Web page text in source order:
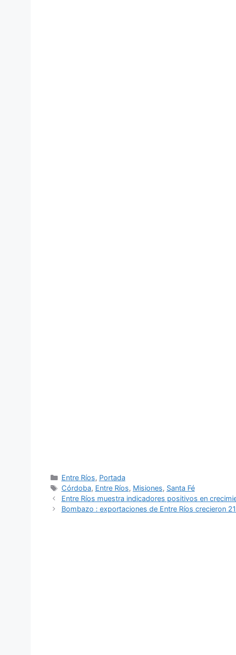
Categorías
Entre Ríos, Portada
Etiquetas
Córdoba, Entre Ríos, Misiones, Santa Fé
Entre Ríos muestra indicadores positivos en
Bombazo : exportaciones de Entre Ríos crecieron